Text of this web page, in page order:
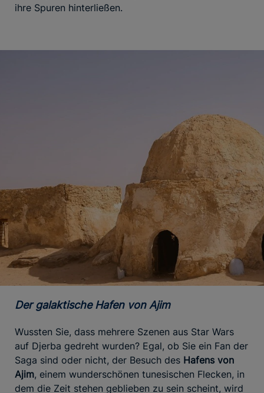
ihre Spuren hinterließen.
Der galaktische Hafen von Ajim
Wussten Sie, dass mehrere Szenen aus Star Wars
auf Djerba gedreht wurden? Egal, ob Sie ein Fan der
Saga sind oder nicht, der Besuch des Hafens von
Ajim, einem wunderschönen tunesischen Flecken, in
dem die Zeit stehen geblieben zu sein scheint, wird